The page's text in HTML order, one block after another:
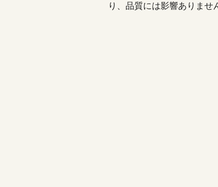
り、品質には影響ありませ